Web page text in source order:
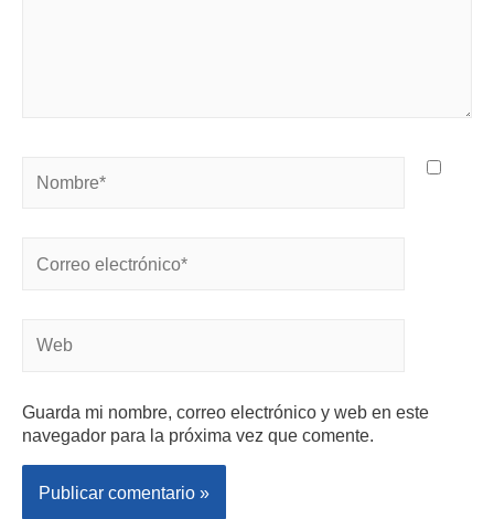
Guarda mi nombre, correo electrónico y web en este
navegador para la próxima vez que comente.